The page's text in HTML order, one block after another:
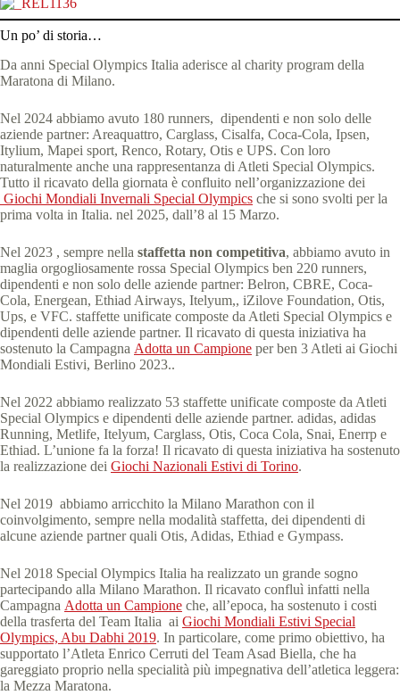
Un po’ di storia…
Da anni Special Olympics Italia aderisce al charity program della
Maratona di Milano.
Nel 2024 abbiamo avuto 180 runners, dipendenti e non solo delle
aziende partner: Areaquattro, Carglass, Cisalfa, Coca-Cola, Ipsen,
Itylium, Mapei sport, Renco, Rotary, Otis e UPS. Con loro
naturalmente anche una rappresentanza di Atleti Special Olympics.
Tutto il ricavato della giornata è confluito nell’organizzazione dei
Giochi Mondiali Invernali Special Olympics che si sono svolti per la
prima volta in Italia. nel 2025, dall’8 al 15 Marzo.
Nel 2023 , sempre nella staffetta non competitiva, abbiamo avuto in
maglia orgogliosamente rossa Special Olympics ben 220 runners,
dipendenti e non solo delle aziende partner: Belron, CBRE, Coca-
Cola, Energean, Ethiad Airways, Itelyum,, iZilove Foundation, Otis,
Ups, e VFC. staffette unificate composte da Atleti Special Olympics e
dipendenti delle aziende partner. Il ricavato di questa iniziativa ha
sostenuto la Campagna Adotta un Campione per ben 3 Atleti ai Giochi
Mondiali Estivi, Berlino 2023..
Nel 2022 abbiamo realizzato 53 staffette unificate composte da Atleti
Special Olympics e dipendenti delle aziende partner. adidas, adidas
Running, Metlife, Itelyum, Carglass, Otis, Coca Cola, Snai, Enerrp e
Ethiad. L’unione fa la forza! Il ricavato di questa iniziativa ha sostenuto
la realizzazione dei Giochi Nazionali Estivi di Torino.
Nel 2019 abbiamo arricchito la Milano Marathon con il
coinvolgimento, sempre nella modalità staffetta, dei dipendenti di
alcune aziende partner quali Otis, Adidas, Ethiad e Gympass.
Nel 2018 Special Olympics Italia ha realizzato un grande sogno
partecipando alla Milano Marathon. Il ricavato confluì infatti nella
Campagna Adotta un Campione che, all’epoca, ha sostenuto i costi
della trasferta del Team Italia ai Giochi Mondiali Estivi Special
Olympics, Abu Dabhi 2019. In particolare, come primo obiettivo, ha
supportato l’Atleta Enrico Cerruti del Team Asad Biella, che ha
gareggiato proprio nella specialità più impegnativa dell’atletica leggera:
la Mezza Maratona.